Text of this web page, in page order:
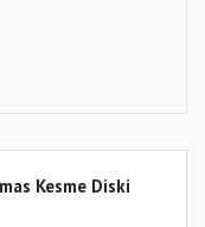
Kesme Diski